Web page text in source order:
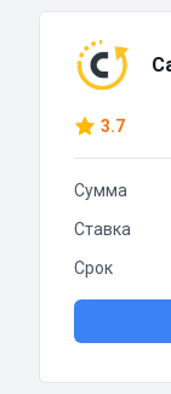
3.7
Сумма
Ставка
Срок